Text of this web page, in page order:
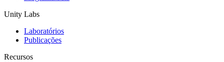
Unity Labs
Laboratórios
Publicações
Recursos